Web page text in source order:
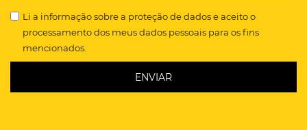
Li a informação sobre a proteção de dadose aceito o
processamento dos meus dados pessoais para os fins
mencionados.